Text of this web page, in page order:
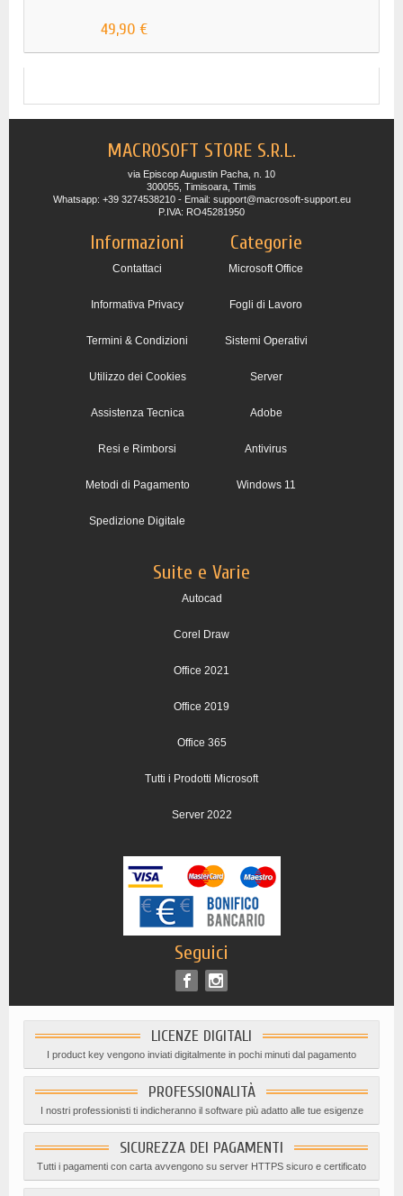
49,90 €
MACROSOFT STORE S.R.L.
via Episcop Augustin Pacha, n. 10
300055, Timisoara, Timis
Whatsapp: +39 3274538210 - Email: support@macrosoft-support.eu
P.IVA: RO45281950
Informazioni
Contattaci
Informativa Privacy
Termini & Condizioni
Utilizzo dei Cookies
Assistenza Tecnica
Resi e Rimborsi
Metodi di Pagamento
Spedizione Digitale
Categorie
Microsoft Office
Fogli di Lavoro
Sistemi Operativi
Server
Adobe
Antivirus
Windows 11
Suite e Varie
Autocad
Corel Draw
Office 2021
Office 2019
Office 365
Tutti i Prodotti Microsoft
Server 2022
Seguici
LICENZE DIGITALI
I product key vengono inviati digitalmente in pochi minuti dal pagamento
PROFESSIONALITÀ
I nostri professionisti ti indicheranno il software più adatto alle tue esigenze
SICUREZZA DEI PAGAMENTI
Tutti i pagamenti con carta avvengono su server HTTPS sicuro e certificato